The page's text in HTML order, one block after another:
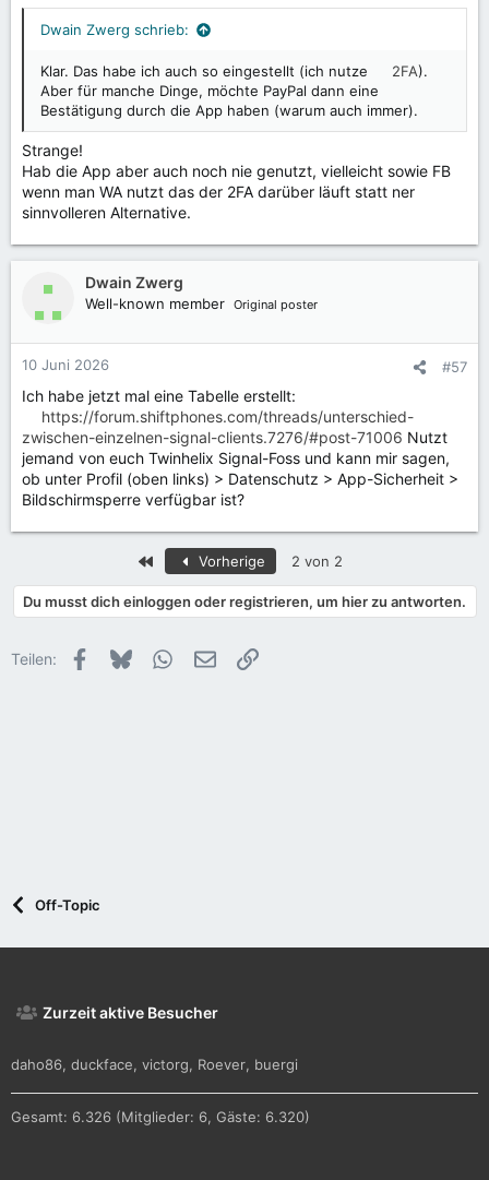
Dwain Zwerg schrieb:
Klar. Das habe ich auch so eingestellt (ich nutze 2FA).
Aber für manche Dinge, möchte PayPal dann eine
Bestätigung durch die App haben (warum auch immer).
Strange!
Hab die App aber auch noch nie genutzt, vielleicht sowie FB
wenn man WA nutzt das der 2FA darüber läuft statt ner
sinnvolleren Alternative.
Dwain Zwerg
Well-known member Original poster
10 Juni 2026 #57
Ich habe jetzt mal eine Tabelle erstellt:
https://forum.shiftphones.com/threads/unterschied-
zwischen-einzelnen-signal-clients.7276/#post-71006 Nutzt
jemand von euch Twinhelix Signal-Foss und kann mir sagen,
ob unter Profil (oben links) > Datenschutz > App-Sicherheit >
Bildschirmsperre verfügbar ist?
Erste Vorherige 2 von 2
Du musst dich einloggen oder registrieren, um hier zu antworten.
Teilen: Facebook
Bluesky WhatsApp
E-MailLink
Off-Topic
Zurzeit aktive Besucher
daho86 duckface victorg Roever buergi
Gesamt: 6.326 (Mitglieder: 6, Gäste: 6.320)